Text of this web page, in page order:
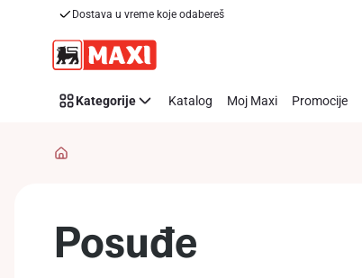
Dostava u vreme koje odabereš
Kategorije Katalog Moj Maxi Promocije
Posuđe